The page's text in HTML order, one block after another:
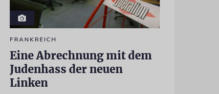
FRANKREICH
Eine Abrechnung mit dem
Judenhass der neuen
Linken